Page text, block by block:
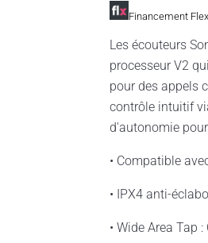
Financement
Les écouteurs
processeur V2
pour des appels
contrôle intuitif
d'autonomie
• Compatible
• IPX4 anti-
• Wide Area Tap